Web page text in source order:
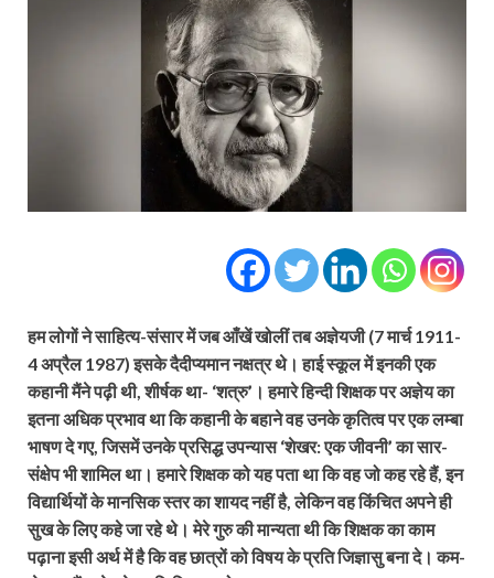
हम लोगों ने साहित्य-संसार में जब आँखें खोलीं तब अज्ञेयजी (7 मार्च 1911-
4 अप्रैल 1987) इसके दैदीप्यमान नक्षत्र थे। हाई स्कूल में इनकी एक
कहानी मैंने पढ़ी थी, शीर्षक था- ‘शत्रु’। हमारे हिन्दी शिक्षक पर अज्ञेय का
इतना अधिक प्रभाव था कि कहानी के बहाने वह उनके कृतित्व पर एक लम्बा
भाषण दे गए, जिसमें उनके प्रसिद्ध उपन्यास ‘शेखर: एक जीवनी’ का सार-
संक्षेप भी शामिल था। हमारे शिक्षक को यह पता था कि वह जो कह रहे हैं, इन
विद्यार्थियों के मानसिक स्तर का शायद नहीं है, लेकिन वह किंचित अपने ही
सुख के लिए कहे जा रहे थे। मेरे गुरु की मान्यता थी कि शिक्षक का काम
पढ़ाना इसी अर्थ में है कि वह छात्रों को विषय के प्रति जिज्ञासु बना दे। कम-